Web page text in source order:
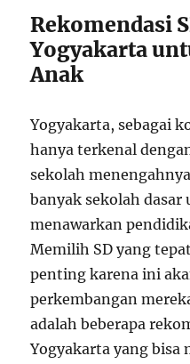
Rekomendasi
Yogyakarta
Anak
Yogyakarta, sebagai
hanya terkenal
sekolah
banyak sekolah dasar
menawarkan
Memilih SD yang
penting karena ini
perkembangan
adalah beberapa
Yogyakarta yang